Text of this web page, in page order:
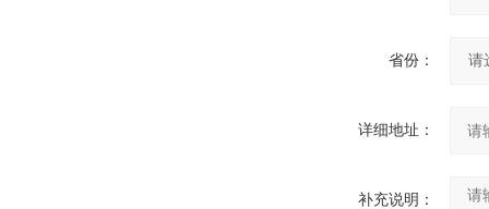
省份：
详细地址：
补充说明：